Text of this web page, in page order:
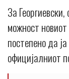
За
можност
постепено да
официјалниот